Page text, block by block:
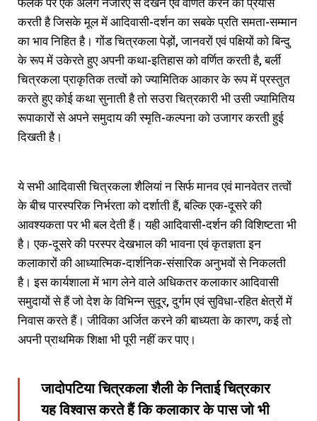
फलक पर एक अलग नजरिए से देखने एवं वर्णित करने का प्रयास
करती है जिसके मूल में आदिवासी-दर्शन का सबके प्रति समता-सम्मान
का भाव निहित है। गोंड चित्रकला पेड़ों, जानवरों एवं पक्षियों को बिन्दु
के रूप में उकेरते हुए अपनी कथा-इतिहास को वर्णित करती है, बर्ली
चित्रकला प्राकृतिक तत्वों को ज्यामितिक आकार के रूप में प्रस्तुत
करते हुए कोई कथा सुनाती है तो सउरा चित्रकारी भी उसी ज्यामितिय
रूपाकारों से अपने समुदाय की स्मृति-कल्पना को उजागर करती हुई
दिखती है।
ये सभी आदिवासी चित्रकला शैलियां न सिर्फ मानव एवं मानवेतर तत्वों
के बीच पारस्परिक निर्भरता को दर्शाती हैं, बल्कि एक-दूसरे की
आवश्यकता पर भी बल देती हैं। यही आदिवासी-दर्शन की विशिष्टता भी
है। एक-दूसरे की परस्पर देखभाल की भावना एवं कृतज्ञता इन
कलाकारों की आध्यात्मिक-दार्शनिक-संसारिक अनुभवों से निकलती
है। इस कार्यशाला में भाग लेने वाले अधिकतर कलाकार आदिवासी
समुदायों से हैं जो देश के विभिन्न सुदूर, दुर्गम एवं सुविधा-रहित क्षेत्रों में
निवास करते हैं। जीविका अर्जित करने की बाध्यता के कारण, कई तो
अपनी प्राथमिक शिक्षा भी पूरी नहीं कर पाए।
जादोपटिया चित्रकला शैली के निताई चित्रकार
यह विश्वास करते हैं कि कलाकार के पास जो भी